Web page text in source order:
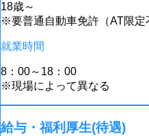
18歳～
※要普通自動車免許（AT限定
就業時間
8：00～18：00
※現場によって異なる
給与・福利厚生(待遇)